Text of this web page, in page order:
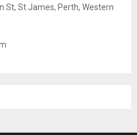
St, St James, Perth, Western